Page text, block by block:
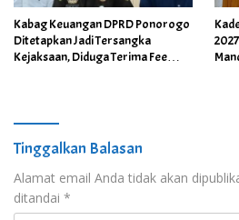
Kabag Keuangan DPRD Ponorogo
Ditetapkan Jadi Tersangka
Kejaksaan, Diduga Terima Fee
Tinggalkan Balasan
Alamat email Anda tidak akan
ditandai *